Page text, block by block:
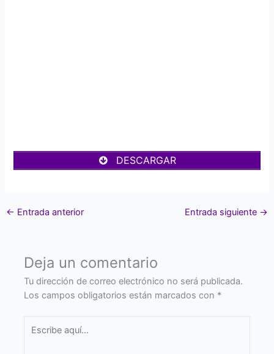
DESCARGAR
← Entrada anterior Entrada siguiente →
Deja un comentario
Tu dirección de correo electrónico no será publicada.
Los campos obligatorios están marcados con *
aquí...